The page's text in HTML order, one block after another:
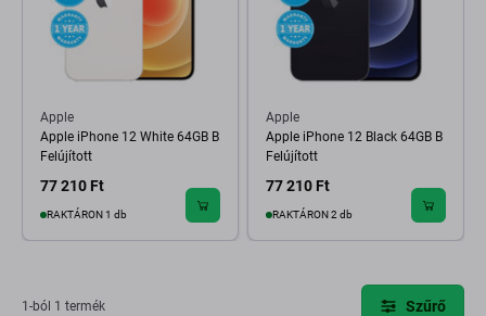
Apple
Apple iPhone 12 White 64GB B
Felújított
77 210 Ft
RAKTÁRON 1 db
Apple
Apple iPhone 12 Black 64GB B
Felújított
77 210 Ft
RAKTÁRON 2 db
1-ból 1 termék Szűrő